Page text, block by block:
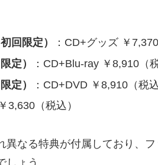
回限定）
：CD+グッズ ￥
定）
：CD+Blu-ray ￥8,910（税
定）
：CD+DVD ￥8,910（税込
3,630（税込）
異なる特典が付属しており、
しょう。